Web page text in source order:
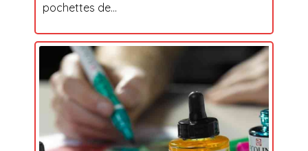
pochettes de...